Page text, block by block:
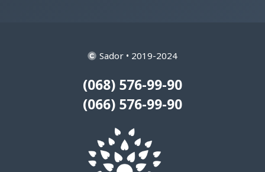
Sador • 2019-2024
(068) 576-99-90
(066) 576-99-90